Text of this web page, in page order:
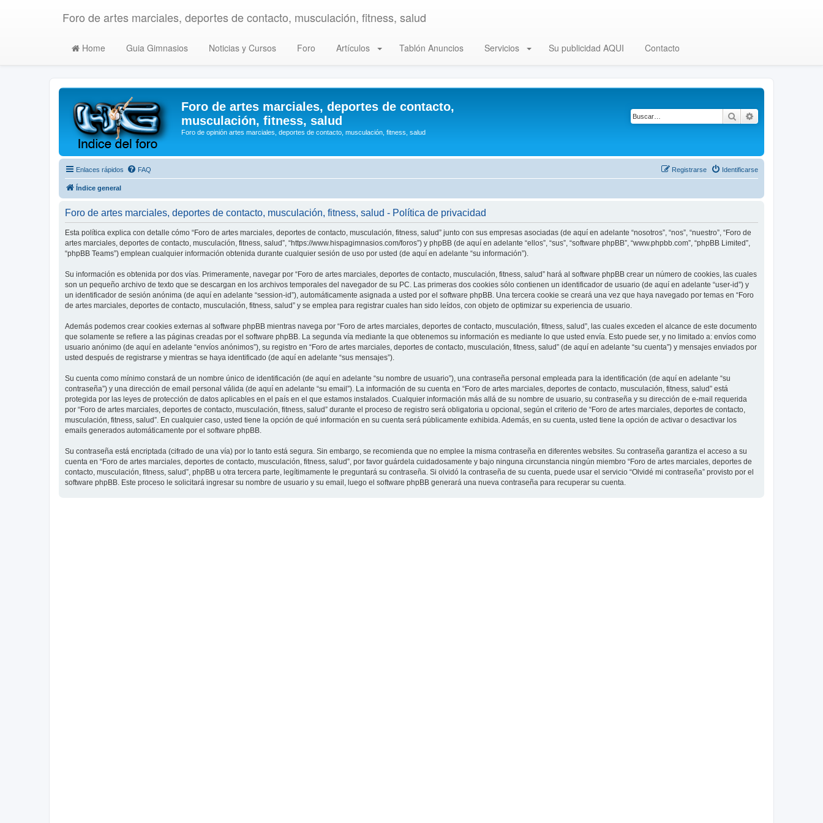
Foro de artes marciales, deportes de contacto, musculación, fitness, salud
Home Guia Gimnasios Noticias y Cursos Foro Artículos Tablón Anuncios Servicios Su publicidad AQUI Contacto
Foro de artes marciales, deportes de contacto,
musculación, fitness, salud
Foro de opinión artes marciales, deportes de contacto, musculación, fitness, salud
Buscar
Enlaces rápidos FAQ Identificarse
Registrarse
Índice general
Foro de artes marciales, deportes de contacto, musculación, fitness, salud - Política de privacidad
Esta política explica con detalle cómo “Foro de artes marciales, deportes de contacto, musculación, fitness, salud” junto con sus empresas asociadas (de aquí en adelante “nosotros”, “nos”, “nuestro”, “Foro de
artes marciales, deportes de contacto, musculación, fitness, salud”, “https://www.hispagimnasios.com/foros”) y phpBB (de aquí en adelante “ellos”, “sus”, “software phpBB”, “www.phpbb.com”, “phpBB Limited”,
“phpBB Teams”) emplean cualquier información obtenida durante cualquier sesión de uso por usted (de aquí en adelante “su información”).
Su información es obtenida por dos vías. Primeramente, navegar por “Foro de artes marciales, deportes de contacto, musculación, fitness, salud” hará al software phpBB crear un número de cookies, las cuales
son un pequeño archivo de texto que se descargan en los archivos temporales del navegador de su PC. Las primeras dos cookies sólo contienen un identificador de usuario (de aquí en adelante “user-id”) y
un identificador de sesión anónima (de aquí en adelante “session-id”), automáticamente asignada a usted por el software phpBB. Una tercera cookie se creará una vez que haya navegado por temas en “Foro
de artes marciales, deportes de contacto, musculación, fitness, salud” y se emplea para registrar cuales han sido leídos, con objeto de optimizar su experiencia de usuario.
Además podemos crear cookies externas al software phpBB mientras navega por “Foro de artes marciales, deportes de contacto, musculación, fitness, salud”, las cuales exceden el alcance de este documento
que solamente se refiere a las páginas creadas por el software phpBB. La segunda vía mediante la que obtenemos su información es mediante lo que usted envía. Esto puede ser, y no limitado a: envíos como
usuario anónimo (de aquí en adelante “envíos anónimos”), su registro en “Foro de artes marciales, deportes de contacto, musculación, fitness, salud” (de aquí en adelante “su cuenta”) y mensajes enviados por
usted después de registrarse y mientras se haya identificado (de aquí en adelante “sus mensajes”).
Su cuenta como mínimo constará de un nombre único de identificación (de aquí en adelante “su nombre de usuario”), una contraseña personal empleada para la identificación (de aquí en adelante “su
contraseña”) y una dirección de email personal válida (de aquí en adelante “su email”). La información de su cuenta en “Foro de artes marciales, deportes de contacto, musculación, fitness, salud” está
protegida por las leyes de protección de datos aplicables en el país en el que estamos instalados. Cualquier información más allá de su nombre de usuario, su contraseña y su dirección de e-mail requerida
por “Foro de artes marciales, deportes de contacto, musculación, fitness, salud” durante el proceso de registro será obligatoria u opcional, según el criterio de “Foro de artes marciales, deportes de contacto,
musculación, fitness, salud”. En cualquier caso, usted tiene la opción de qué información en su cuenta será públicamente exhibida. Además, en su cuenta, usted tiene la opción de activar o desactivar los
emails generados automáticamente por el software phpBB.
Su contraseña está encriptada (cifrado de una vía) por lo tanto está segura. Sin embargo, se recomienda que no emplee la misma contraseña en diferentes websites. Su contraseña garantiza el acceso a su
cuenta en “Foro de artes marciales, deportes de contacto, musculación, fitness, salud”, por favor guárdela cuidadosamente y bajo ninguna circunstancia ningún miembro “Foro de artes marciales, deportes de
contacto, musculación, fitness, salud”, phpBB u otra tercera parte, legítimamente le preguntará su contraseña. Si olvidó la contraseña de su cuenta, puede usar el servicio “Olvidé mi contraseña” provisto por el
software phpBB. Este proceso le solicitará ingresar su nombre de usuario y su email, luego el software phpBB generará una nueva contraseña para recuperar su cuenta.